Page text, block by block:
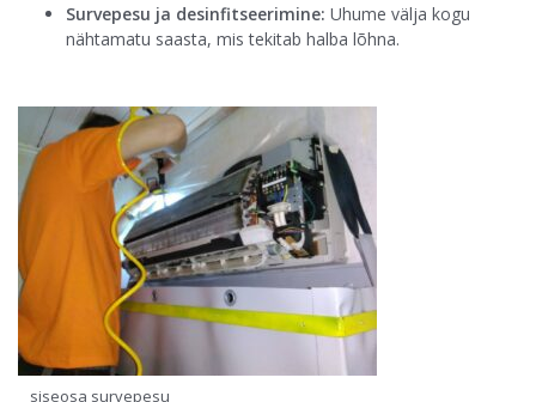
Survepesu ja desinfitseerimine: Uhume välja kogu
nähtamatu saasta, mis tekitab halba lõhna.
siseosa survepesu